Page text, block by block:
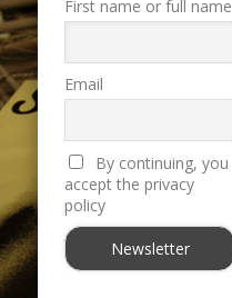
First name or full name
Email
By continuing, you
accept the privacy
policy